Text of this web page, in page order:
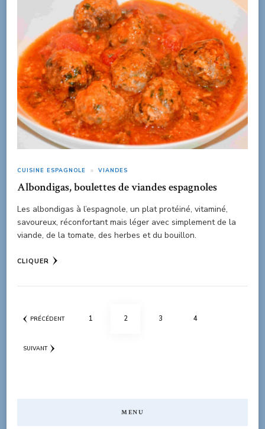
CUISINE ESPAGNOLE VIANDES
Albondigas, boulettes de viandes espagnoles
Les albondigas à l’espagnole, un plat protéiné, vitaminé,
savoureux, réconfortant mais léger avec simplement de la
viande, de la tomate, des herbes et du bouillon.
CLIQUER
Navigation
des
articles
PRÉCÉDENT PAGE
1 PAGE
2 PAGE
3 PAGE
4
SUIVANT
MENU